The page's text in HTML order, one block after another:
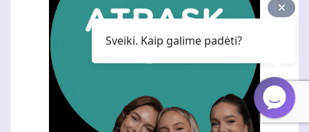
Sveiki. Kaip galime padėti?